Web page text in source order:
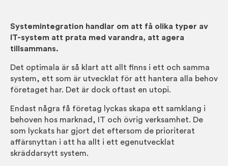
Systemintegration handlar om att få olika typer av
IT-system att prata med varandra, att agera
tillsammans.
Det optimala är så klart att allt finns i ett och samma
system, ett som är utvecklat för att hantera alla behov
företaget har. Det är dock oftast en utopi.
Endast några få företag lyckas skapa ett samklang i
behoven hos marknad, IT och övrig verksamhet. De
som lyckats har gjort det eftersom de prioriterat
affärsnyttan i att ha allt i ett egenutvecklat
skräddarsytt system.